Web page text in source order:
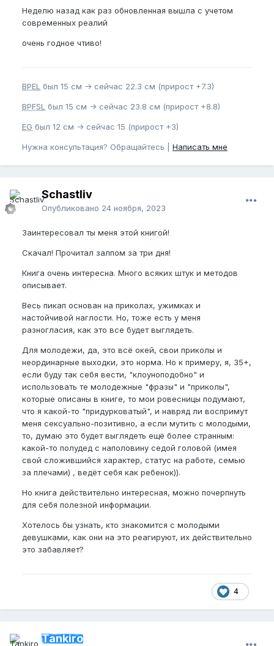
Неделю назад как раз обновленная вышла с учетом
современных реалий
очень годное чтиво!
BPEL был 15 см -> сейчас 22.3 см (прирост +7.3)
BPFSL был 15 см -> сейчас 23.8 см (прирост +8.8)
EG был 12 см -> сейчас 15 (прирост +3)
Нужна консультация? Обращайтесь | Написать мне
Schastliv
Опубликовано 24 ноября, 2023
Заинтересовал ты меня этой книгой!
Скачал! Прочитал залпом за три дня!
Книга очень интересна. Много всяких штук и методов
описывает.
Весь пикап основан на приколах, ужимках и
настойчивой наглости. Но, тоже есть у меня
разногласия, как это все будет выглядеть.
Для молодежи, да, это всё окей, свои приколы и
неординарные выходки, это норма. Но к примеру, я, 35+,
если буду так себя вести, "клоуноподобно" и
использовать те молодежные "фразы" и "приколы",
которые описаны в книге, то мои ровесницы подумают,
что я какой-то "придурковатый", и навряд ли воспримут
меня сексуально-позитивно, а если мутить с молодыми,
то, думаю это будет выглядеть ещё более странным:
какой-то полудед с наполовину седой головой (имея
свой сложившийся характер, статус на работе, семью
за плечами) , ведёт себя как ребенок)).
Но книга действительно интересная, можно почерпнуть
для себя полезной информации.
Хотелось бы узнать, кто знакомится с молодыми
девушками, как они на это реагируют, их действительно
это забавляет?
4
Tankiro